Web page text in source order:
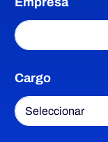
r
A
p
e
l
d
o
Cargo